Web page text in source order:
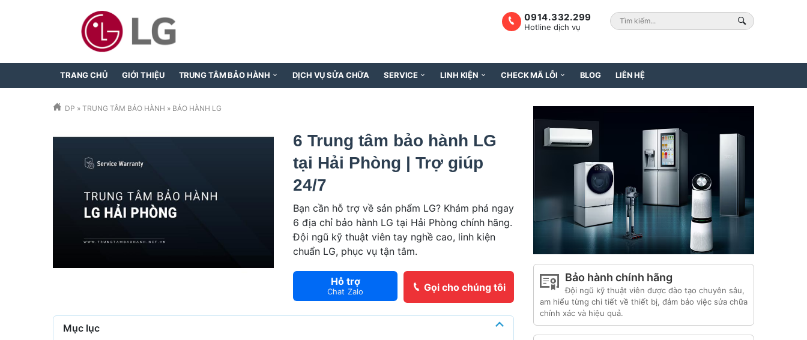
0914.332.299
Hotline dịch vụ
TRANG CHỦ GIỚI THIỆU TRUNG TÂM BẢO HÀNH DỊCH VỤ SỬA CHỮA SERVICE LINH KIỆN CHECK MÃ LỖI BLOG LIÊN HỆ
DP » TRUNG TÂM BẢO HÀNH » BẢO HÀNH LG
6 Trung tâm bảo hành LG
tại Hải Phòng | Trợ giúp
24/7
Bạn cần hỗ trợ về sản phẩm LG? Khám phá ngay
6 địa chỉ bảo hành LG tại Hải Phòng chính hãng.
Đội ngũ kỹ thuật viên tay nghề cao, linh kiện
chuẩn LG, phục vụ tận tâm.
Gọi cho chúng tôi
Hỗ trợ
Chat Zalo
Mục lục
Bảo hành chính hãng
Đội ngũ kỹ thuật viên được đào tạo chuyên sâu,
am hiểu từng chi tiết về thiết bị, đảm bảo việc sửa chữa
chính xác và hiệu quả.